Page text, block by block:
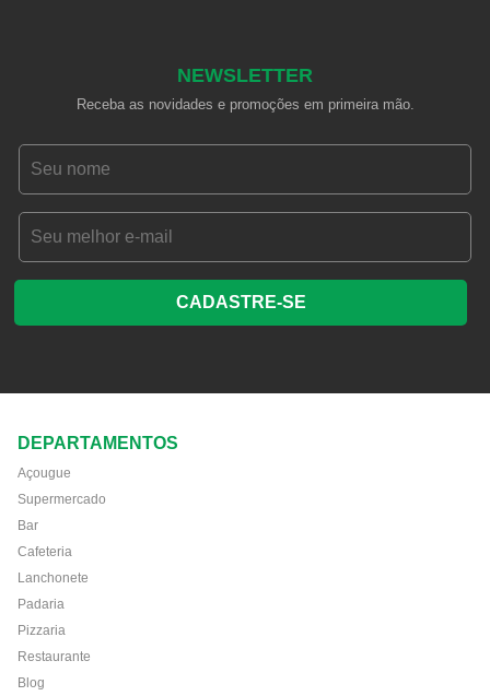
NEWSLETTER
Receba as novidades e promoções em primeira mão.
CADASTRE-SE
DEPARTAMENTOS
Açougue
Supermercado
Bar
Cafeteria
Lanchonete
Padaria
Pizzaria
Restaurante
Blog